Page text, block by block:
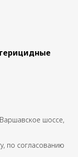
шоссе,
по согласованию